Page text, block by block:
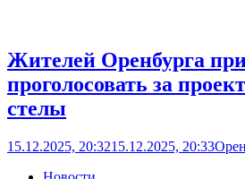
Жителей Оренбурга
проголосовать за
стелы
15.12.2025, 20:3215.12.2025, 20:33